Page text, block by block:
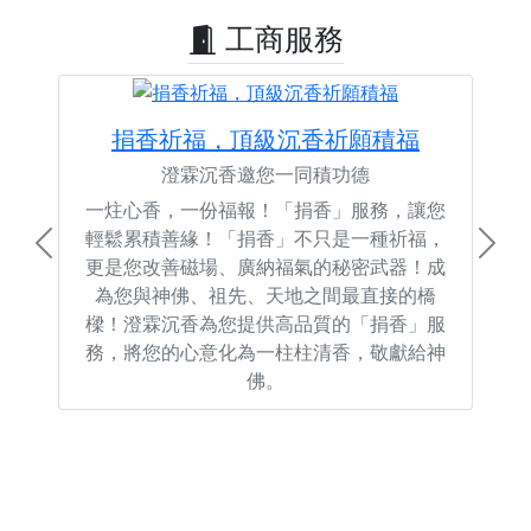
工商服務
捐香祈福，頂級沉香祈願積福
澄霖沉香邀您一同積功德
一炷心香，一份福報！「捐香」服務，讓您
輕鬆累積善緣！「捐香」不只是一種祈福，
更是您改善磁場、廣納福氣的秘密武器！成
為您與神佛、祖先、天地之間最直接的橋
樑！澄霖沉香為您提供高品質的「捐香」服
務，將您的心意化為一柱柱清香，敬獻給神
佛。
Previous Next